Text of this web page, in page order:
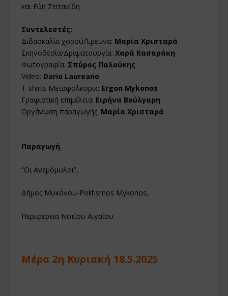
και Εύη Σεϊτανίδη
Συντελεστές:
Διδασκαλία χορού/Έρευνα: Μαρία Χρισταρά
Σκηνοθεσία/Δραματουργία:Χαρά Κασαράκη
Φωτογραφία: Σπύρος Παλούκης
Video: Dario Laureano
Τ-shirts Μεταφολκορικ: Ergon Mykonos
Γραφιστική επιμέλεια: Ειρήνα Βούλγαρη
Οργάνωση παραγωγής: Μαρία Χρισταρά
Παραγωγή:
“Οι Ανεμόμυλοι”,
Δήμος Μυκόνου-Politismos Mykonos,
Περιφέρεια Νοτίου Αιγαίου.
Μέρα 2η Κυριακή 18.5.2025